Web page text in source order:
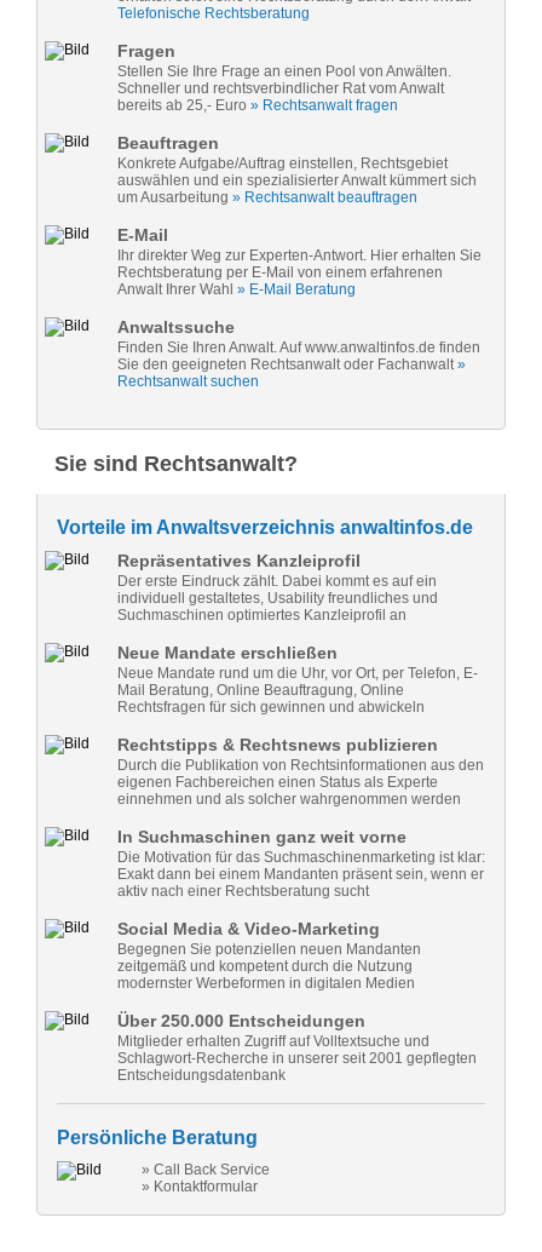
Telefonische Rechtsberatung
Fragen
Stellen Sie Ihre Frage an einen Pool von Anwälten.
Schneller und rechtsverbindlicher Rat vom Anwalt
bereits ab 25,- Euro » Rechtsanwalt fragen
Beauftragen
Konkrete Aufgabe/Auftrag einstellen, Rechtsgebiet
auswählen und ein spezialisierter Anwalt kümmert sich
um Ausarbeitung » Rechtsanwalt beauftragen
E-Mail
Ihr direkter Weg zur Experten-Antwort. Hier erhalten Sie
Rechtsberatung per E-Mail von einem erfahrenen
Anwalt Ihrer Wahl » E-Mail Beratung
Anwaltssuche
Finden Sie Ihren Anwalt. Auf www.anwaltinfos.de finden
Sie den geeigneten Rechtsanwalt oder Fachanwalt»
Rechtsanwalt suchen
Sie sind Rechtsanwalt?
Vorteile im Anwaltsverzeichnis anwaltinfos.de
Repräsentatives Kanzleiprofil
Der erste Eindruck zählt. Dabei kommt es auf ein
individuell gestaltetes, Usability freundliches und
Suchmaschinen optimiertes Kanzleiprofil an
Neue Mandate erschließen
Neue Mandate rund um die Uhr, vor Ort, per Telefon, E-
Mail Beratung, Online Beauftragung, Online
Rechtsfragen für sich gewinnen und abwickeln
Rechtstipps & Rechtsnews publizieren
Durch die Publikation von Rechtsinformationen aus den
eigenen Fachbereichen einen Status als Experte
einnehmen und als solcher wahrgenommen werden
In Suchmaschinen ganz weit vorne
Die Motivation für das Suchmaschinenmarketing ist klar:
Exakt dann bei einem Mandanten präsent sein, wenn er
aktiv nach einer Rechtsberatung sucht
Social Media & Video-Marketing
Begegnen Sie potenziellen neuen Mandanten
zeitgemäß und kompetent durch die Nutzung
modernster Werbeformen in digitalen Medien
Über 250.000 Entscheidungen
Mitglieder erhalten Zugriff auf Volltextsuche und
Schlagwort-Recherche in unserer seit 2001 gepflegten
Entscheidungsdatenbank
Persönliche Beratung
» Call Back Service
» Kontaktformular